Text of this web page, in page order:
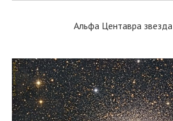
Альфа Центавра звезда